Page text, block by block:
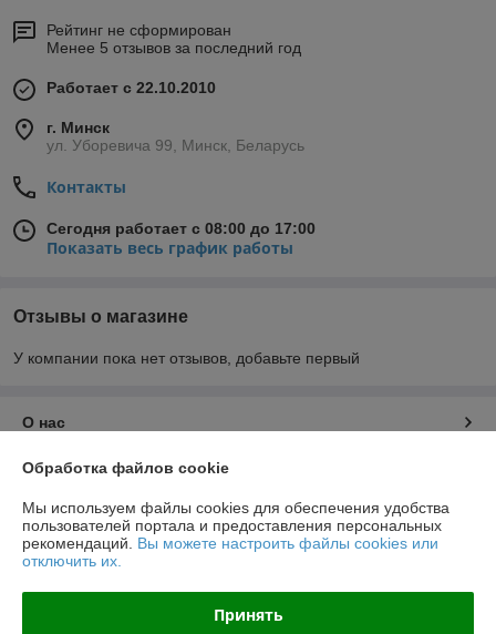
Рейтинг не сформирован
Менее 5 отзывов за последний год
Работает с 22.10.2010
г. Минск
ул. Уборевича 99, Минск, Беларусь
Контакты
Сегодня работает с 08:00 до 17:00
Показать весь график работы
Отзывы о магазине
У компании пока нет отзывов, добавьте первый
О нас
Контакты
Доставка и оплата
Обработка файлов cookie
Мы используем файлы cookies для обеспечения удобства
пользователей портала и предоставления персональных
рекомендаций. Вы можете настроить файлы cookies или
отключить их.
Принять